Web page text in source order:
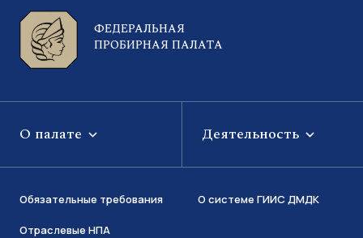
ФЕДЕРАЛЬНАЯ
ПРОБИРНАЯ ПАЛАТА
О палате Деятельность
Обязательные требования
Отраслевые НПА
О системе ГИИС ДМДК